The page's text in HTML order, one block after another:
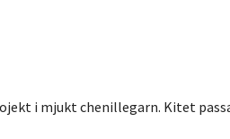
i mjukt chenillegarn. Kitet